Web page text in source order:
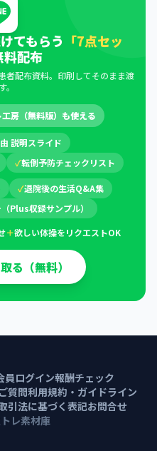
てもらう 「7点セッ
料配布
者配布資料。印刷してそのまま渡
。
房（無料版）も使える
説明スライド
✓転倒予防チェックリスト
✓退院後の生活Q&A集
Plus収録サンプル）
＋欲しい体操をリクエストOK
る（無料）
員ログイン報酬チェック
質問利用規約・ガイドライン
引法に基づく表記お問合せ
レ素材庫